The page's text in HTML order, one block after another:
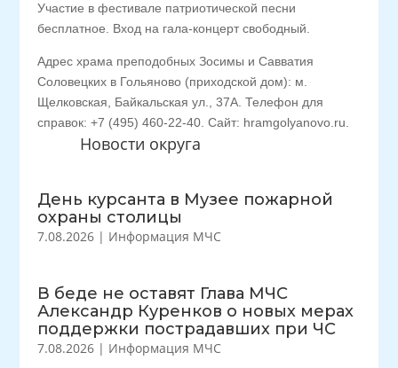
Новости округа
День курсанта в Музее пожарной
охраны столицы
7.08.2026 | Информация МЧС
В беде не оставят Глава МЧС
Александр Куренков о новых мерах
поддержки пострадавших при ЧС
7.08.2026 | Информация МЧС
Участие в фестивале патриотической песни
бесплатное. Вход на гала-концерт свободный.
Адрес храма преподобных Зосимы и Савватия
Соловецких в Гольяново (приходской дом): м.
Щелковская, Байкальская ул., 37А. Телефон для
справок: +7 (495) 460-22-40. Сайт: hramgolyanovo.ru.